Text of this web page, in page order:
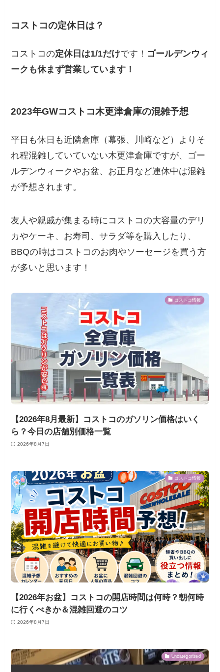
コストコの定休日は？
コストコの定休日は1/1だけです！ ゴールデンウィ
ークも休まず営業しています！
2023年GWコストコ木更津倉庫の混雑予想
平日も休日も近隣倉庫（幕張、川崎など）よりそ
れ程混雑していていない木更津倉庫ですが、ゴー
ルデンウィークやお盆、お正月など連休中は混雑
が予想されます。
友人や親戚が集まる時にコストコの大容量のデリ
カやケーキ、お寿司、サラダ等を購入したり、
BBQの時はコストコのお肉やソーセージを買う方
が多いと思います！
コストコ情報
【2026年8月最新】コストコのガソリン価格はいく
ら？今日の店舗別価格一覧
2026年8月7日
コストコ情報
【2026年お盆】コストコの開店時間は何時？朝何時
に行くべきか＆混雑回避のコツ
2026年8月7日
Uncategorized